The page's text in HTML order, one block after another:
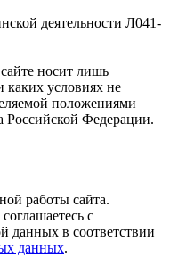
деятельности Л041-
носит лишь
условиях не
положениями
Российской Федерации.
работы сайта.
с
данных в соответствии
данных.